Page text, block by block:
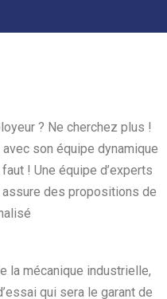
? Ne cherchez plus !
son équipe dynamique
! Une équipe d’experts
des propositions de
la mécanique industrielle,
qui sera le garant de